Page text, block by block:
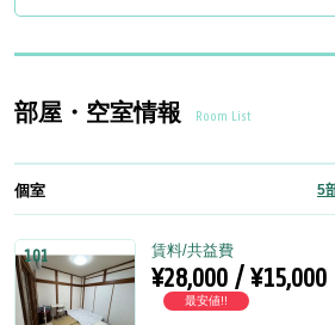
部屋・空室情報 Room List
個室 5
101 賃料/共益費
¥28,000 / ¥15,000
最安値!!